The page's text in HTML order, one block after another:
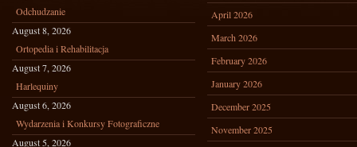
Odchudzanie
August 8, 2026
Ortopedia i Rehabilitacja
August 7, 2026
Harlequiny
August 6, 2026
Wydarzenia i Konkursy Fotograficzne
August 5, 2026
April 2026
March 2026
February 2026
January 2026
December 2025
November 2025